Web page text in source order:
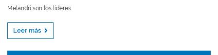
Melandri son los líderes.
Leer más